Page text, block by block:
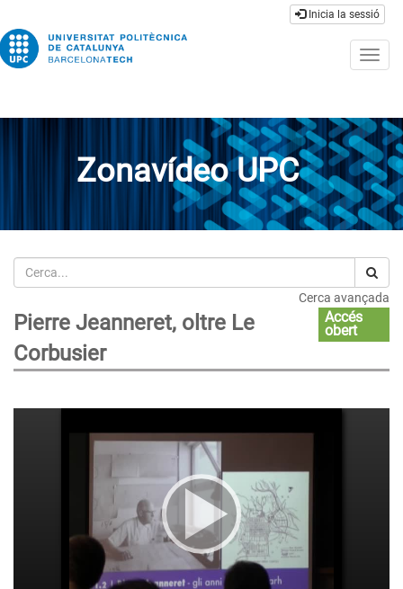
Inicia la sessió
Zonavídeo UPC
Cerca
Cerca avançada
Pierre Jeanneret, oltre Le
Corbusier
Accés
obert